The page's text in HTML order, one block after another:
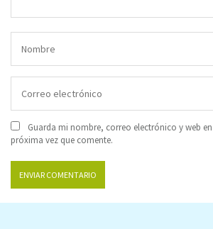
Guarda mi nombre, correo electrónico y web
próxima vez que comente.